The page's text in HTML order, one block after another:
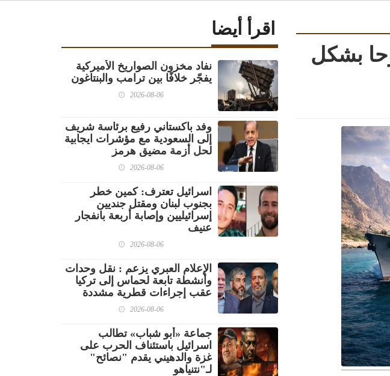
بشكل
اقرأ أيضا
نفاد مخزون الصواريخ الأميركية
يفجّر خلافًا بين ترامب والبنتاغون
2026-08-06
وفد باكستاني رفيع برئاسة شريف
إلى السعودية مع مؤشرات ايجابية
لحل أزمة مضيق هرمز
2026-08-06
اسرائيل تعترف: كمين خطر
بجنوب لبنان ومقتل جنديين
إسرائيليين وإصابة أربعة بانفجار
عنيف
2026-08-06
الإعلام العبري يزعم : نقل وحدات
وأنشطة تابعة لحماس إلى تركيا
عقب إجراءات قطرية مشددة
2026-08-06
جماعة «أبو شباب» تطالب
اسرائيل باستئناف الحرب على
غزة والدهيني يقدم "نصائح"
لـ"نتنياهو